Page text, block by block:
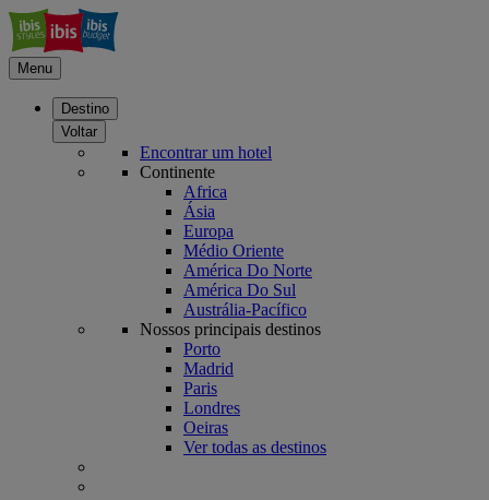
Menu
Destino
Voltar
Encontrar um hotel
Continente
Africa
Ásia
Europa
Médio Oriente
América Do Norte
América Do Sul
Austrália-Pacífico
Nossos principais destinos
Porto
Madrid
Paris
Londres
Oeiras
Ver todas as destinos